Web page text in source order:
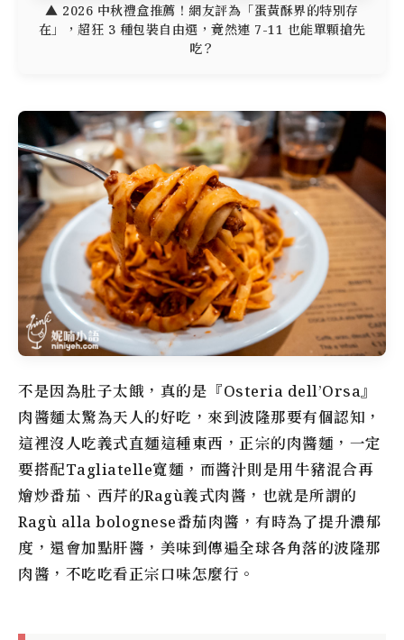
▲ 2026 中秋禮盒推薦！網友評為「蛋黃酥界的特別存
在」，超狂 3 種包裝自由選，竟然連 7-11 也能單顆搶先
吃？
不是因為肚子太餓，真的是『Osteria dell’Orsa』
肉醬麵太驚為天人的好吃，來到波隆那要有個認知，
這裡沒人吃義式直麵這種東西，正宗的肉醬麵，一定
要搭配Tagliatelle寬麵，而醬汁則是用牛豬混合再
燴炒番茄、西芹的Ragù義式肉醬，也就是所謂的
Ragù alla bolognese番茄肉醬，有時為了提升濃郁
度，還會加點肝醬，美味到傳遍全球各角落的波隆那
肉醬，不吃吃看正宗口味怎麼行。